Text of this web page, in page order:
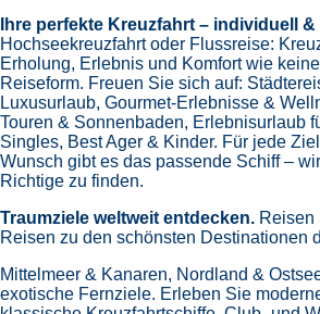
Ihre perfekte Kreuzfahrt – individuell
Hochseekreuzfahrt oder Flussreise:
Erholung, Erlebnis und Komfort wie
Reiseform. Freuen Sie sich auf:
Luxusurlaub, Gourmet-Erlebnisse &
Touren & Sonnenbaden, Erlebnisurlaub
Singles, Best Ager & Kinder. Für jede
Wunsch gibt es das passende Schiff –
Richtige zu finden.
Traumziele weltweit entdecken. Reisen
Reisen zu den schönsten Destinationen
Mittelmeer & Kanaren, Nordland &
exotische Fernziele. Erleben Sie